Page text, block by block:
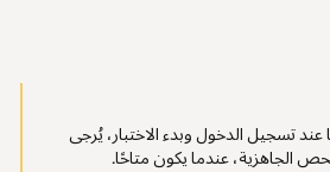
عند تسجيل الدخول وبدء الاختبار، يُرجى
الجاهزية، عندما يكون متاحًا.